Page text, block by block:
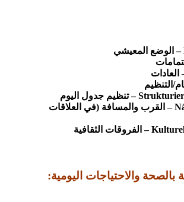
27. Nähe und Distanz – القرب والمسافة (في العلاقات
والاحتياجات اليومية: